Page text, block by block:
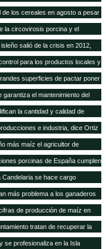
en ayudas a la agricultura y
los cereales en agosto a pesar
la circovirosis porcina y el
salió de la crisis en 2012,
para los productos locales y
superficies de pactar poner
garantiza el mantenimiento del
euros en tres años
la cantidad y calidad de
e industria, dice Ortiz
más maíz el agricultor de
porcinas de España cumplen
Candelaria se hace cargo
más problema a los ganaderos
FNSEA
de producción de maíz en
tratan de recuperar la
se profesionaliza en la Isla